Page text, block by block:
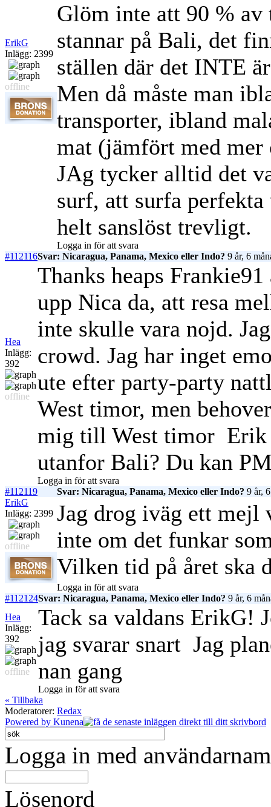
ErikG
Inlägg: 2399
offline
Glöm inte att 90 %
stannar på Bali, det
ställen där det INTE
Men då måste man
transporter, ibland
mat (jämfört med
JAg tycker alltid det
surf, att surfa
helt sanslöst trevligt.
Logga in för att svara
#112116Svar: Nicaragua, Panama, Mexico eller Indo? 9 år, 6
Hea
Inlägg:
392
offline
Thanks heaps
upp Nica da, att resa
inte skulle vara nojd.
crowd. Jag har inget
ute efter party-party
West timor, men
mig till West timor Erik
utanfor Bali? Du kan
Logga in för att svara
#112119
Svar: Nicaragua, Panama, Mexico eller Indo? 9 år,
ErikG
Inlägg: 2399
offline
Jag drog iväg ett mejl
inte om det funkar
Vilken tid på året ska
Logga in för att svara
#112124Svar: Nicaragua, Panama, Mexico eller Indo? 9 år, 6
Hea
Inlägg:
392
offline
Tack sa valdans ErikG!
jag svarar snart Jag
nan gang
Logga in för att svara
« Tillbaka
Moderatorer: Redax
Powered by Kunena
Logga in med
Lösenord